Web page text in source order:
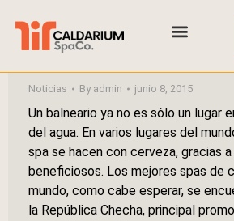
Los mejores spas de
mundo
Noticias By admin junio 8, 2015
Un balneario ya no es sólo un lugar
del agua. En varios lugares del
spa se hacen con cerveza, gracias
beneficiosos. Los mejores spas de
mundo, como cabe esperar, se
la República Checha, principal